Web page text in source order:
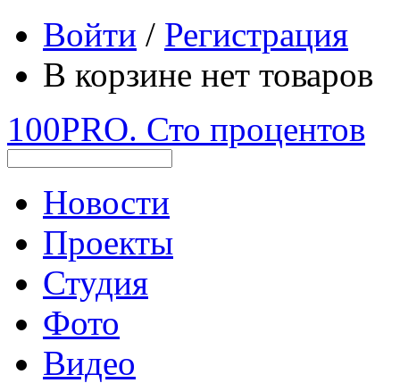
Войти / Регистрация
В корзине нет товаров
100PRO. Сто процентов
Новости
Проекты
Студия
Фото
Видео